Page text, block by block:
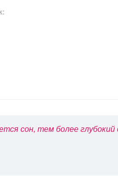
сон, тем более глубокий